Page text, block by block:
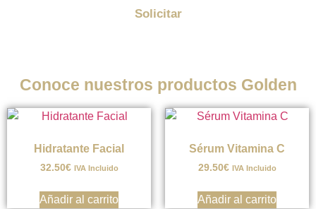
Solicitar
Conoce nuestros productos Golden
Hidratante Facial
32.50€ IVA Incluido
Añadir al carrito
Sérum Vitamina C
29.50€ IVA Incluido
Añadir al carrito